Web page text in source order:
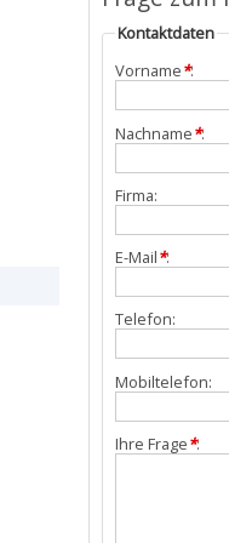
Kontaktdaten
Vorname*:
Nachname*:
Firma:
E-Mail*:
Telefon:
Mobiltelefon:
Ihre Frage*: